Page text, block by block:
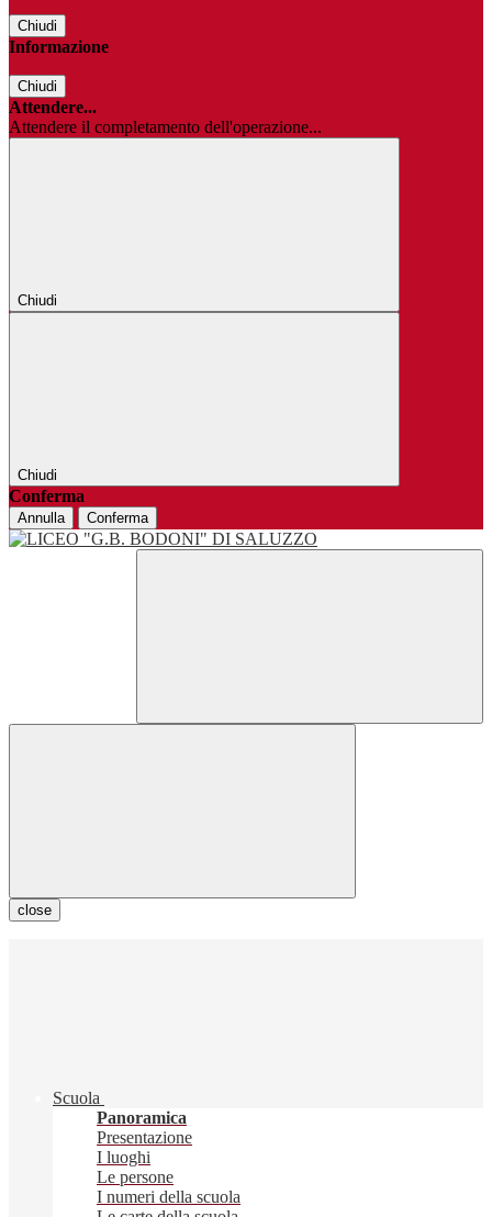
Chiudi
Informazione
Chiudi
Attendere...
Attendere il completamento dell'operazione...
Chiudi
Chiudi
Conferma
Annulla Conferma
close
Scuola
Panoramica
Presentazione
I luoghi
Le persone
I numeri della scuola